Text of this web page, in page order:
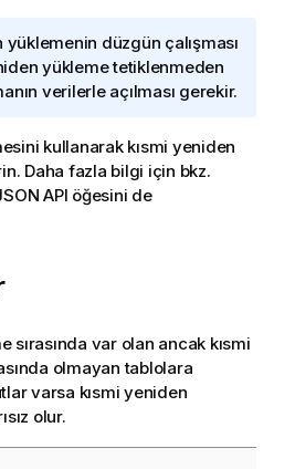
yüklemenin düzgün çalışması
yükleme tetiklenmeden
verilerle açılması gerekir.
kullanarak kısmi yeniden
Daha fazla bilgi için bkz.
API öğesini de
sırasında var olan ancak kısmi
olmayan tablolara
varsa kısmi yeniden
olur.